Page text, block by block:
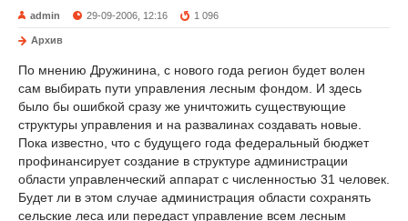
admin 29-09-2006, 12:16 1 096
Архив
По мнению Дружинина, с нового года регион будет волен
сам выбирать пути управления лесным фондом. И здесь
было бы ошибкой сразу же уничтожить существующие
структуры управления и на развалинах создавать новые.
Пока известно, что с будущего года федеральный бюджет
профинансирует создание в структуре администрации
области управленческий аппарат с численностью 31 человек.
Будет ли в этом случае администрация области сохранять
сельские леса или передаст управление всем лесным